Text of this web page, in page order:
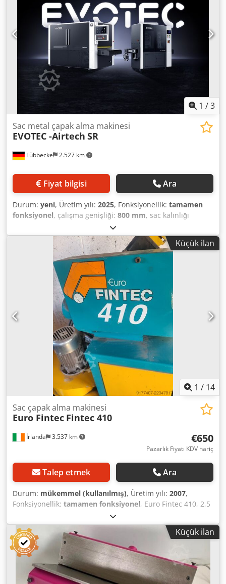
yüzey kalitesi ile sonuçlanır. En son teknolojiyi kullanan
makinelerimiz ilgili tüm CE direktiflerini yerine getirir ve en
yüksek güvenlik standartlarını garanti eder. Sağlam bir
tasarımla birleşen kullanım kolaylığı, üretim süreçlerinize
sorunsuz entegrasyon sağlar. Cjdpswzv E Esfx Aczerf
Taşlama ve çapak alma makinemizle yalnızca işleme
sürelerini optimize etmekle kalmaz, aynı zamanda
ürünlerinizin hassasiyetini ve dayanıklılığını da artırırsınız.
Yüksek kaliteli işlemeden yararlanın ve üretim
verimliliğinizi artırın.
1 /3
Lübbecke 2.527 km
Sac metal çapak alma makinesi
EVOTEC -Airtech SR
Fiyat bilgisi Ara
Durum: yeni, Üretim yılı: 2025, Fonksiyonellik: tamamen
fonksiyonel, çalışma genişliği: 800 mm, sac kalınlığı
, iş parçası yüksekliği (maks.):
taşlama genişliği:800 mm, Taşlama ve çapak alma
makinesi, lazer ve plazma kesimli parçaların işlenmesi için
etkili bir çözüm sunar. Bu yüksek kaliteli makineler,
parçaların kenarlarını yuvarlatarak ve çapakları gidererek
mükemmel işleme sağlar ve önemli ölçüde iyileştirilmiş bir
yüzey kalitesi ile sonuçlanır. Crjdpfxjulauvo Aczef En son
teknolojiyi kullanan makinelerimiz ilgili tüm CE
direktiflerini yerine getirir ve en yüksek güvenlik
standartlarını garanti eder. Sağlam bir tasarımla birleşen
kullanım kolaylığı, üretim süreçlerinize sorunsuz
entegrasyon sağlar. Taşlama ve çapak alma makinemizle
yalnızca işleme sürelerini optimize etmekle kalmaz, aynı
zamanda ürünlerinizin hassasiyetini ve dayanıklılığını da
artırırsınız. Yüksek kaliteli işlemeden yararlanın ve üretim
verimliliğinizi artırın.
Küçük ilan
1 / 14
İrlanda 3.537 km
Sac çapak alma makinesi
Euro Fintec Fintec 410
€650
Pazarlık Fiyatı KDV hariç
Talep etmek Ara
Durum: mükemmel (kullanılmış), Üretim yılı: 2007,
Fonksiyonellik: tamamen fonksiyonel, Euro Fintec 410, 2,5
cm genişliğinde bir taşıma bandına sahip, pah alma
işlemlerinde kullanılan bir makinedir. Taşıma bandı
tertibatı, karmaşık pah alma işlemlerine uyum sağlamak
üzere kolayca ayarlanabilir. Güvenli çalışma sağlamak için
bir toz toplama torbası ile birlikte gelir. Mükemmel
durumdadır ve çeşitli pah alma bantları ile birlikte
sunulmaktadır. Credpszmafqofx Aczof
Küçük ilan